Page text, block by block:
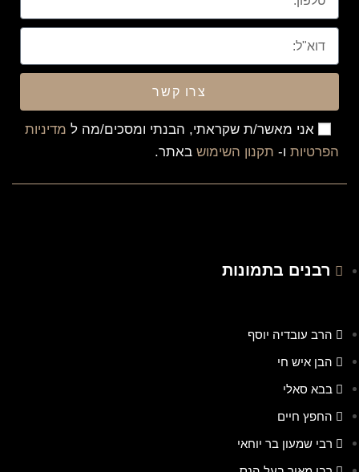
אני מאשר/ת שקראתי, הבנתי ומסכים/מה ל מדיניות
הפרטיות ו- תקנון השימוש באתר.
צרו קשר
רבנים בתמונות
הרב עובדיה יוסף
הבן איש חי
בבא סאלי
החפץ חיים
רבי שמעון בר יוחאי